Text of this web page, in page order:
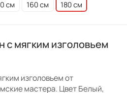
см 160 см 180 см
с мягким изголовьем
изголовьем от
мастера. Цвет Белый,